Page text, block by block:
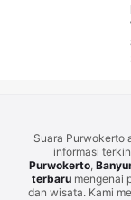
Suara Purwokerto
informasi
Purwokerto,
terbarumengenai
dan wisata. Kami